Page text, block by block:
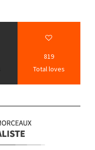
819
Total loves